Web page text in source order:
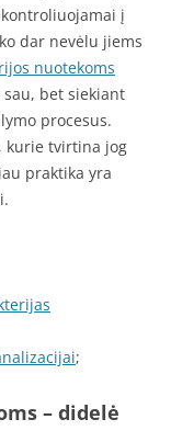
į
dar nevėlu jiems
nuotekoms
bet siekiant
procesus.
kurie tvirtina jog
praktika yra
;
– didelė